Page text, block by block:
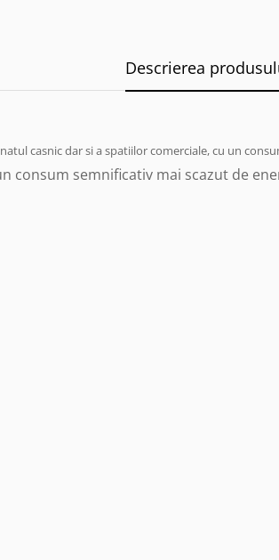
Descrierea
casnic dar si a spatiilor comerciale, cu un
consum semnificativ mai scazut de